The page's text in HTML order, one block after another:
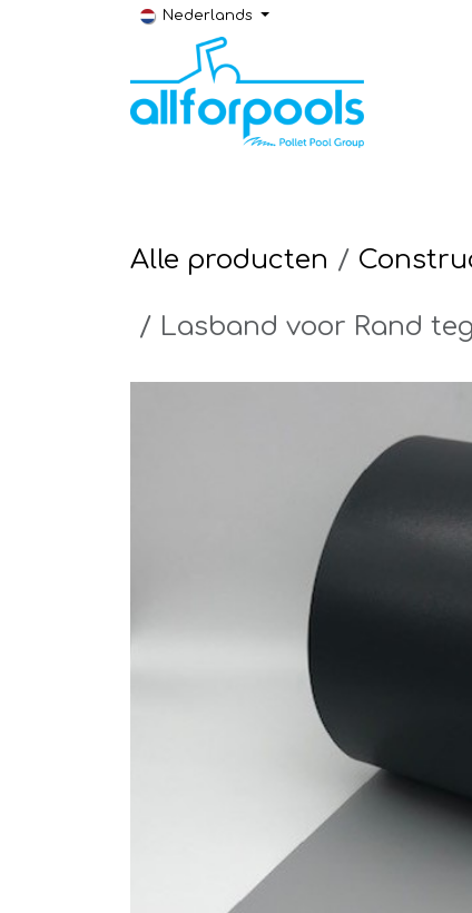
Overslaan naar inhoud
Nederlands
Alle producten
Lasband voor Rand